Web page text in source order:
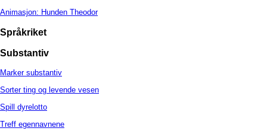
Animasjon: Hunden Theodor
Språkriket
Substantiv
Marker substantiv
Sorter ting og levende vesen
Spill dyrelotto
Treff egennavnene